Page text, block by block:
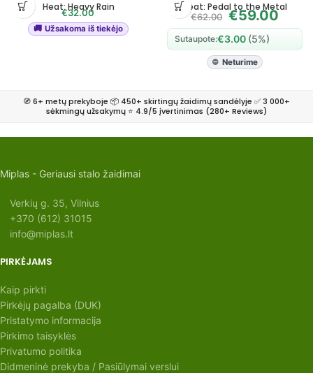
Heat: Heavy Rain
€32.00
Užsakoma iš tiekėjo
Heat: Pedal to the Metal
€62.00 €59.00
Sutaupote:€3.00 (5%)
Neturime
🧭 6+ metų prekyboje 📦 450+ skirtingų žaidimų sandėlyje ✅ 3 000+
sėkmingų užsakymų ⭐ 4.9/5 įvertinimas (280+ Reviews)
Miplas - Geriausi stalo žaidimai
Verkių g. 35, Vilnius
+370 (612) 31015
info@miplas.lt
PIRKĖJAMS
Kaip pirkti
Pirkėjų pagalba (DUK)
Pristatymo informacija
Pirkimo taisyklės
Privatumo politika
Didmeninė prekyba / Pasiūlymai verslui